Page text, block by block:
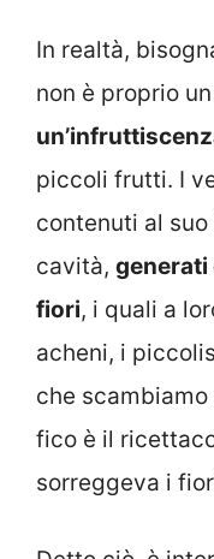
In realtà,
non è proprio
piccoli frutti. I
contenuti al
cavità, generati
fiori, i quali a
acheni, i
che
fico è il
sorreggeva i